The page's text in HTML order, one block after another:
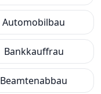
Automobilbau
Bankkauffrau
Beamtenabbau